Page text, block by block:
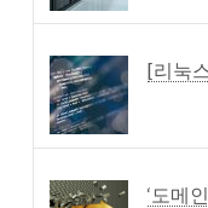
[리눅
‘도메